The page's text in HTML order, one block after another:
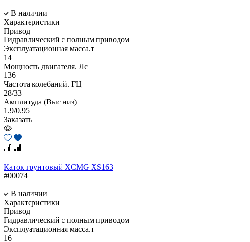
В наличии
Характеристики
Привод
Гидравлический с полным приводом
Эксплуатационная масса.т
14
Мощность двигателя. Лс
136
Частота колебаний. ГЦ
28/33
Амплитуда (Выс низ)
1.9/0.95
Заказать
Каток грунтовый XCMG XS163
#00074
В наличии
Характеристики
Привод
Гидравлический с полным приводом
Эксплуатационная масса.т
16